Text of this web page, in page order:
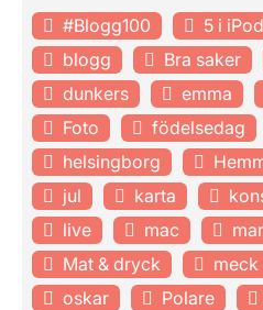
#Blogg100 5 i
blogg
Bra saker
dunkers
emma
Foto
födelsedag
helsingborg
jul
karta
live
mac
Mat & dryck
meck
oskar
Polare